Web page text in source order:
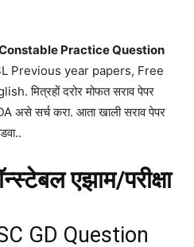
Practice Question
Previous year papers, Free
मित्रहों दरोर मोफत सराव पेपर
असे सर्च करा. आता खाली सराव पेपर
एझाम/परीक्षा
GD Question